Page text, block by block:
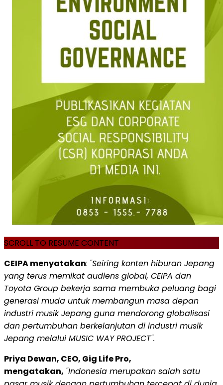
SCROLL TO RESUME CONTENT
CEIPA menyatakan: "Seiring konten hiburan Jepang
yang terus memikat audiens global, CEIPA dan
Toyota Group bekerja sama membuka peluang bagi
generasi muda untuk membangun masa depan
industri musik Jepang guna mendorong globalisasi
dan pertumbuhan berkelanjutan di industri musik
Jepang melalui MUSIC WAY PROJECT".
Priya Dewan, CEO, Gig Life Pro,
mengatakan, "Indonesia merupakan salah satu